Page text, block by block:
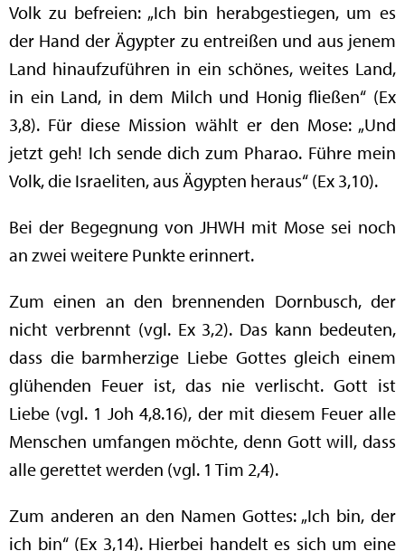
Volk zu befreien: „Ich bin herabgestiegen, um es
der Hand der Ägypter zu entreißen und aus jenem
Land hinaufzuführen in ein schönes, weites Land,
in ein Land, in dem Milch und Honig fließen“ (Ex
3,8). Für diese Mission wählt er den Mose: „Und
jetzt geh! Ich sende dich zum Pharao. Führe mein
Volk, die Israeliten, aus Ägypten heraus“ (Ex 3,10).
Bei der Begegnung von JHWH mit Mose sei noch
an zwei weitere Punkte erinnert.
Zum einen an den brennenden Dornbusch, der
nicht verbrennt (vgl. Ex 3,2). Das kann bedeuten,
dass die barmherzige Liebe Gottes gleich einem
glühenden Feuer ist, das nie verlischt. Gott ist
Liebe (vgl. 1 Joh 4,8.16), der mit diesem Feuer alle
Menschen umfangen möchte, denn Gott will, dass
alle gerettet werden (vgl. 1 Tim 2,4).
Zum anderen an den Namen Gottes: „Ich bin, der
ich bin“ (Ex 3,14). Hierbei handelt es sich um eine